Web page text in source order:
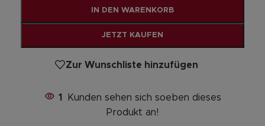
IN DEN WARENKORB
JETZT KAUFEN
Alternative:
Zur Wunschliste hinzufügen
1
Kunden sehen sich soeben dieses
Produkt an!